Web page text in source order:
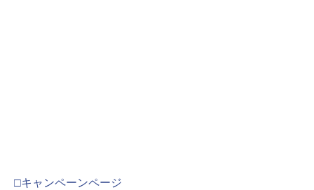
□キャンペーンページ